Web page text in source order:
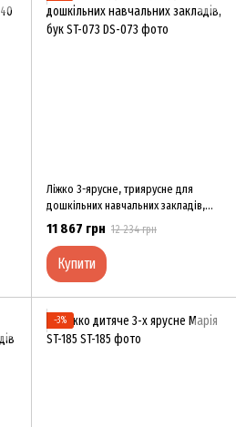
Ліжко 3-ярусне, триярусне для
дошкільних навчальних закладів,
бук ST-073
11 867 грн 12 234 грн
Купити
−3%